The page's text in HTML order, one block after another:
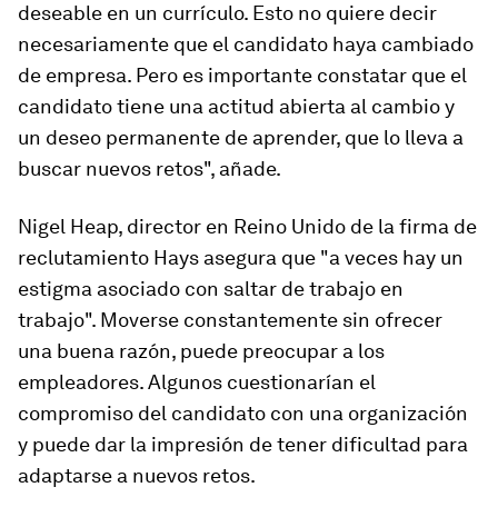
deseable en un currículo. Esto no quiere decir
necesariamente que el candidato haya cambiado
de empresa. Pero es importante constatar que el
candidato tiene una actitud abierta al cambio y
un deseo permanente de aprender, que lo lleva a
buscar nuevos retos", añade.
Nigel Heap, director en Reino Unido de la firma de
reclutamiento Hays asegura que "a veces hay un
estigma asociado con saltar de trabajo en
trabajo". Moverse constantemente sin ofrecer
una buena razón, puede preocupar a los
empleadores. Algunos cuestionarían el
compromiso del candidato con una organización
y puede dar la impresión de tener dificultad para
adaptarse a nuevos retos.